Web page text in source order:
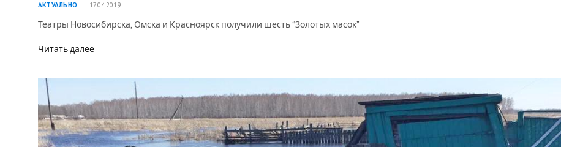
АКТУАЛЬНО 17.04.2019
Театры Новосибирска, Омска и Красноярск получили шесть “Золотых масок”
Читать далее